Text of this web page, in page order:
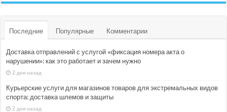
Последние Популярные Комментарии
Доставка отправлений с услугой «фиксация номера акта о
нарушении»: как это работает и зачем нужно
2 дня назад
Курьерские услуги для магазинов товаров для экстремальных видов
спорта: доставка шлемов и защиты
2 дня назад